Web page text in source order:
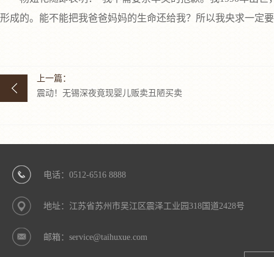
形成的。能不能把我爸爸妈妈的生命还给我？所以我央求一定
上一篇：
震动！无锡深夜竟现婴儿贩卖丑陋买卖
电话：0512-6516 8888
地址：江苏省苏州市吴江区震泽工业园318国道2428号
邮箱：service@taihuxue.com